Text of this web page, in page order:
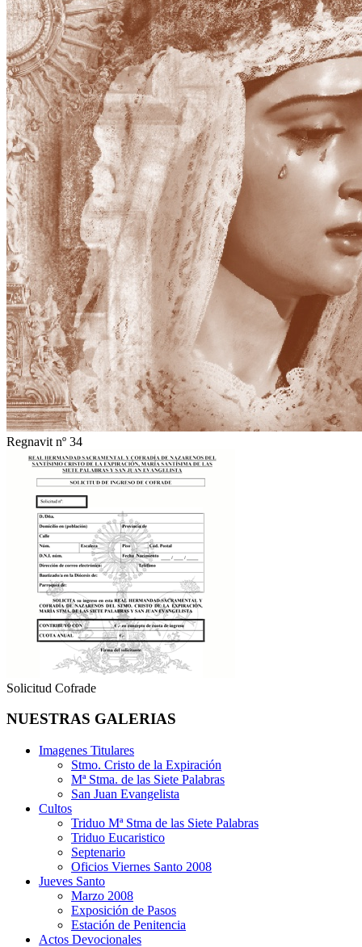
Regnavit nº 34
Solicitud Cofrade
NUESTRAS GALERIAS
Imagenes Titulares
Stmo. Cristo de la Expiración
Mª Stma. de las Siete Palabras
San Juan Evangelista
Cultos
Triduo Mª Stma de las Siete Palabras
Triduo Eucaristico
Septenario
Oficios Viernes Santo 2008
Jueves Santo
Marzo 2008
Exposición de Pasos
Estación de Penitencia
Actos Devocionales